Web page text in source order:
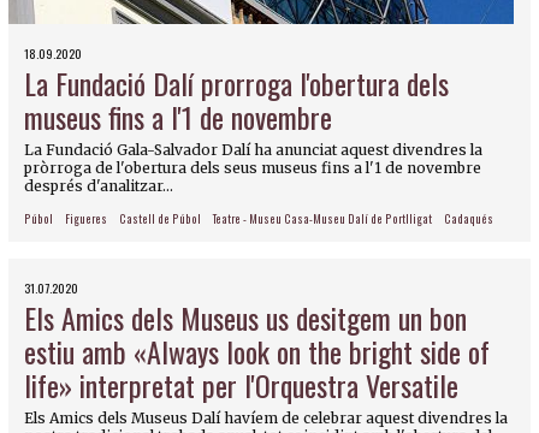
18.09.2020
La Fundació Dalí prorroga l'obertura dels
museus fins a l'1 de novembre
La Fundació Gala-Salvador Dalí ha anunciat aquest divendres la
pròrroga de l'obertura dels seus museus fins a l'1 de novembre
després d'analitzar...
Púbol Figueres Castell de Púbol Teatre - Museu Casa-Museu Dalí de Portlligat Cadaqués
31.07.2020
Els Amics dels Museus us desitgem un bon
estiu amb «Always look on the bright side of
life» interpretat per l'Orquestra Versatile
Els Amics dels Museus Dalí havíem de celebrar aquest divendres la